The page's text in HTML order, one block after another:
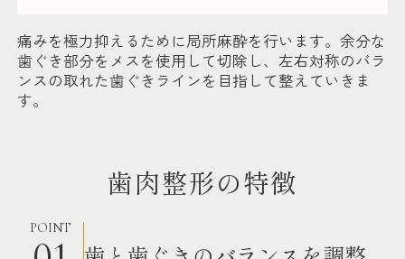
痛みを極力抑えるために局所麻酔を行います。余分な
歯ぐき部分をメスを使用して切除し、左右対称のバラ
ンスの取れた歯ぐきラインを目指して整えていきま
す。
歯肉整形の特徴
POINT